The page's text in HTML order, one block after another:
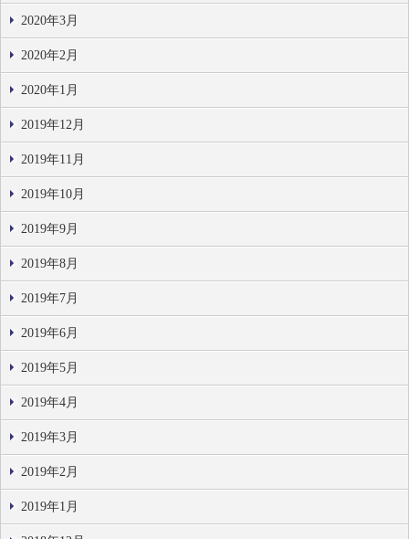
2020年3月
2020年2月
2020年1月
2019年12月
2019年11月
2019年10月
2019年9月
2019年8月
2019年7月
2019年6月
2019年5月
2019年4月
2019年3月
2019年2月
2019年1月